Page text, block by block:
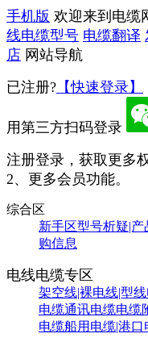
手机版 欢迎来到电缆
线电缆型号 电缆翻译
店 网站导航
已注册? 【快速登录】
用第三方扫码登录
注册登录，获取更多
2、更多会员功能。
综合区
新手区型号析疑|产
购信息
电线电缆专区
架空线|裸电线|型线
电缆通讯电缆电缆
电缆船用电缆|港口